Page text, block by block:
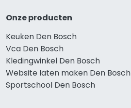
Onze producten
Keuken Den Bosch
Vca Den Bosch
Kledingwinkel Den Bosch
Website laten maken Den Bosch
Sportschool Den Bosch